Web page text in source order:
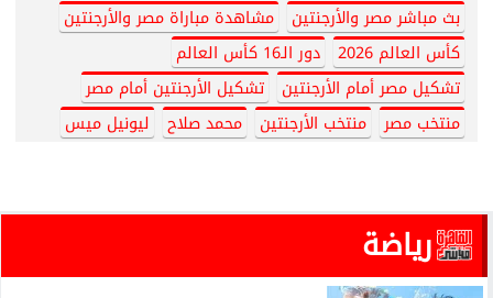
بث مباشر مصر والأرجنتين
مشاهدة مباراة مصر والأرجنتين
كأس العالم 2026
دور الـ16 كأس العالم
تشكيل مصر أمام الأرجنتين
تشكيل الأرجنتين أمام مصر
منتخب مصر
منتخب الأرجنتين محمد صلاح ليونيل ميس
رياضة